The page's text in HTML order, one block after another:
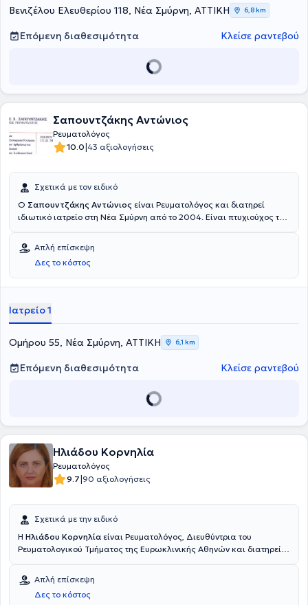
Βενιζέλου Ελευθερίου 118, Νέα Σμύρνη, ΑΤΤΙΚΗ 6,8 km
Επόμενη διαθεσιμότητα Κλείσε ραντεβού
Σαπουντζάκης Αντώνιος
Ρευματολόγος
10.0|43 αξιολογήσεις
Σχετικά με τον ειδικό
Ο Σαπουντζάκης Αντώνιος είναι Ρευματολόγος και διατηρεί
ιδιωτικό ιατρείο στη Νέα Σμύρνη από το 2004. Είναι πτυχιούχος του
Νοσοκομείο Αθηνών "Γ. Γεννηματάς" και στο Γενικό Νοσοκομείο
Σάμου.Ο γιατρός έχει ιδιαίτερη εμπειρία στην οστεοπόρωση, στα
αυτοάνοσα συστηματικά νοσήματα, στις παθήσεις των
αρθρώσεων και του μυοσκελετικού, αλλά και στα νοσήματα του
πάντα με ανθρωποκεντρική προσέγγιση.
Απλή επίσκεψη
Δες το κόστος
Ιατρείο 1
Ομήρου 55, Νέα Σμύρνη, ΑΤΤΙΚΗ 6,1 km
Επόμενη διαθεσιμότητα Κλείσε ραντεβού
Ηλιάδου Κορνηλία
Ρευματολόγος
9.7|90 αξιολογήσεις
Σχετικά με την ειδικό
Η Ηλιάδου Κορνηλία είναι Ρευματολόγος, Διευθύντρια του
Ρευματολογικού Τμήματος της Ευρωκλινικής Αθηνών και διατηρεί
Σχολής του Πανεπιστημίου Ιωαννίνων και ολοκλήρωσε την
ειδικότητά της στην Ρευματολογία. Πιο συγκεκριμένα, η εκπαίδευσή
της ξεκίνησε στην Α' Παθολογική κλινική του Νοσοκομείου Νέας
Απλή επίσκεψη
Δες το κόστος